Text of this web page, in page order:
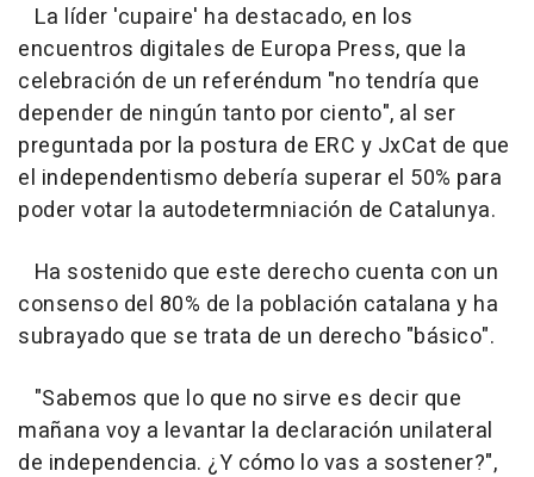
La líder 'cupaire' ha destacado, en los
encuentros digitales de Europa Press, que la
celebración de un referéndum "no tendría que
depender de ningún tanto por ciento", al ser
preguntada por la postura de ERC y JxCat de que
el independentismo debería superar el 50% para
poder votar la autodetermniación de Catalunya.
Ha sostenido que este derecho cuenta con un
consenso del 80% de la población catalana y ha
subrayado que se trata de un derecho "básico".
"Sabemos que lo que no sirve es decir que
mañana voy a levantar la declaración unilateral
de independencia. ¿Y cómo lo vas a sostener?",